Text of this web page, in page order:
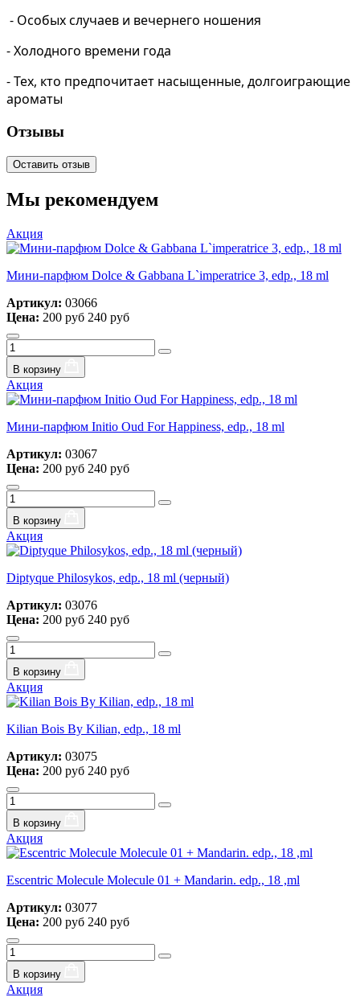
- Особых случаев и вечернего ношения
- Холодного времени года
- Тех, кто предпочитает насыщенные, долгоиграющие
ароматы
Отзывы
Оставить отзыв
Мы рекомендуем
Акция
Мини-парфюм Dolce & Gabbana L`imperatrice 3, edp., 18 ml
Артикул: 03066
Цена: 200 руб 240 руб
В корзину
Акция
Мини-парфюм Initio Oud For Happiness, edp., 18 ml
Артикул: 03067
Цена: 200 руб 240 руб
В корзину
Акция
Diptyque Philosykos, edp., 18 ml (черный)
Артикул: 03076
Цена: 200 руб 240 руб
В корзину
Акция
Kilian Bois By Kilian, edp., 18 ml
Артикул: 03075
Цена: 200 руб 240 руб
В корзину
Акция
Escentric Molecule Molecule 01 + Mandarin. edp., 18 ,ml
Артикул: 03077
Цена: 200 руб 240 руб
В корзину
Акция